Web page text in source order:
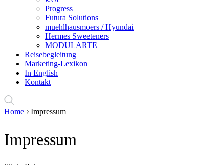
Progress
Futura Solutions
muehlhausmoers / Hyundai
Hermes Sweeteners
MODULARTE
Reisebegleitung
Marketing-Lexikon
In English
Kontakt
Home Impressum
Impressum